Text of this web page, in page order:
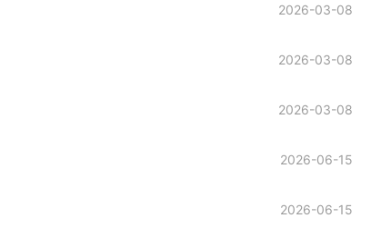
2026-03-08
2026-03-08
2026-03-08
2026-06-15
2026-06-15